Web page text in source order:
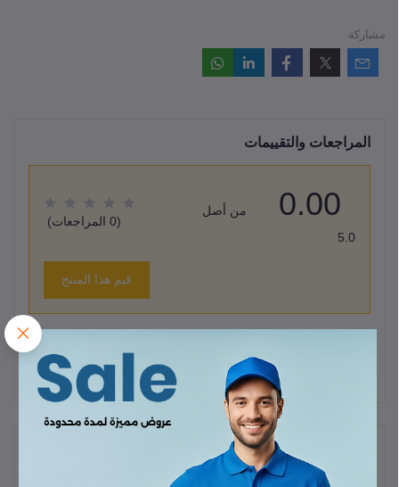
مشاركة
المراجعات والتقييمات
0.00
من أصل
5.0
(0 المراجعات)
قيم هذا المنتج
لا يوجد هناك مراجعات لهذا المنتج حتى الآن.